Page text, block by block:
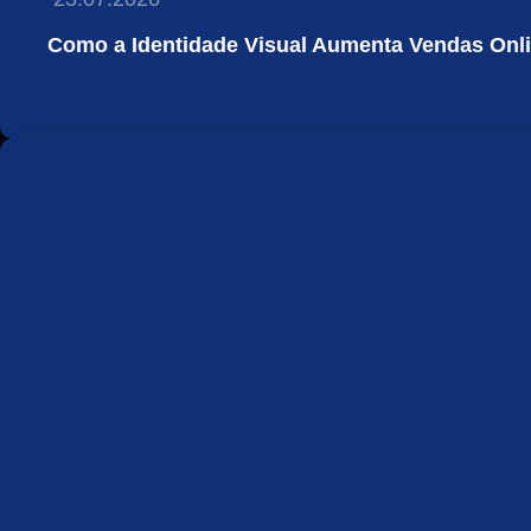
Como a Identidade Visual Aumenta Vendas